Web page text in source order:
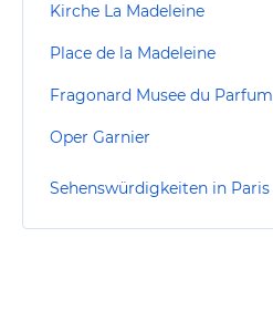
Kirche La Madeleine
Place de la Madeleine
Fragonard Musee du Parfum
Oper Garnier
Sehenswürdigkeiten in Paris